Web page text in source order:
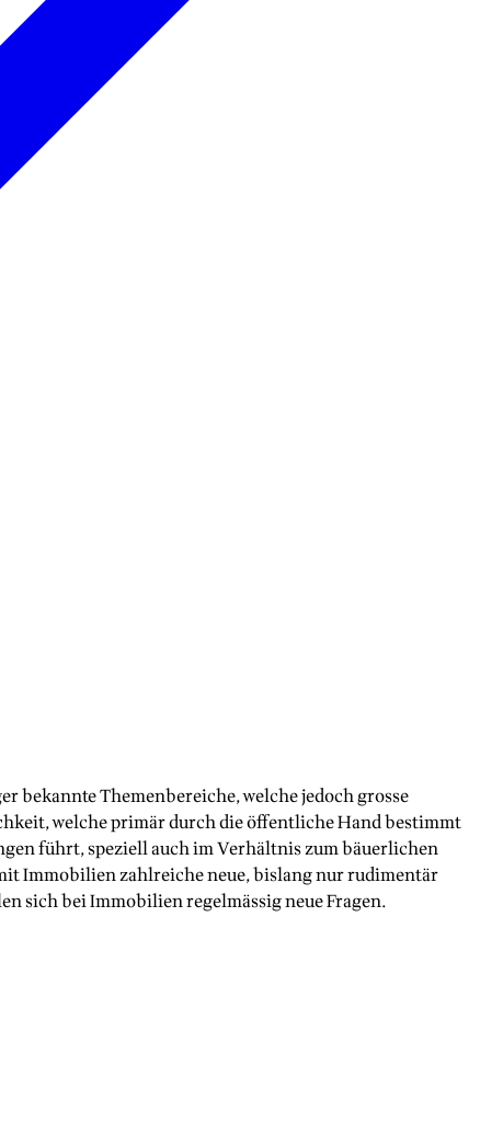
bekannte Themenbereiche, welche jedoch grosse
welche primär durch die öffentliche Hand bestimmt
führt, speziell auch im Verhältnis zum bäuerlichen
Immobilien zahlreiche neue, bislang nur rudimentär
sich bei Immobilien regelmässig neue Fragen.